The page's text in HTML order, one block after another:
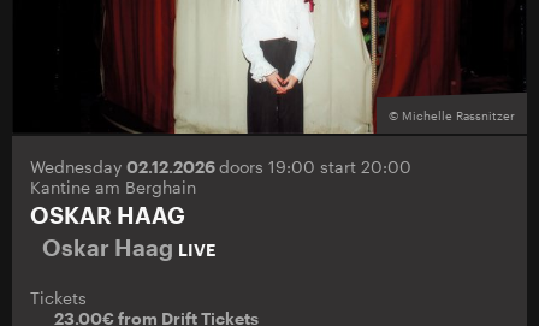
© Michelle Rassnitzer
Wednesday 02.12.2026doors 19:00 start 20:00
Kantine am Berghain
OSKAR HAAG
Oskar Haag LIVE
Tickets
23.00€ from Drift Tickets